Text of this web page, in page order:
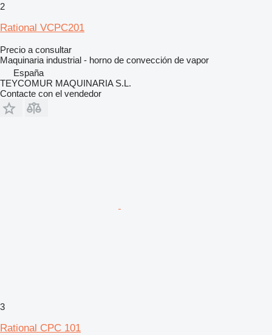
2
Rational VCPC201
Precio a consultar
Maquinaria industrial - horno de convección de vapor
España
TEYCOMUR MAQUINARIA S.L.
Contacte con el vendedor
3
Rational CPC 101